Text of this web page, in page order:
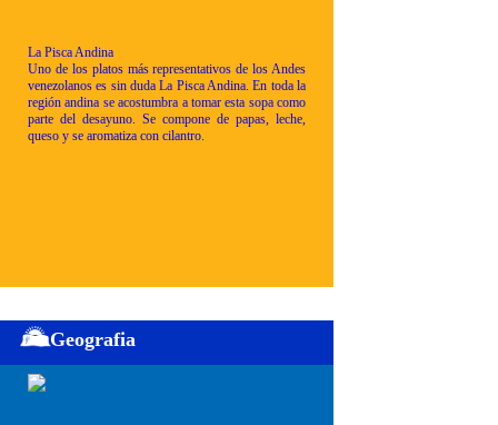
La Pisca Andina
Uno de los platos más representativos de los Andes
venezolanos es sin duda La Pisca Andina. En toda la
región andina se acostumbra a tomar esta sopa como
parte del desayuno. Se compone de papas, leche,
queso y se aromatiza con cilantro.
Geografia